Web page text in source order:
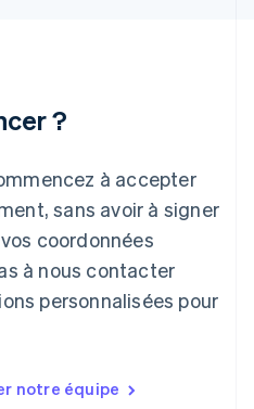
?
à accepter
sans avoir à signer
coordonnées
à nous contacter
personnalisées pour
notre équipe